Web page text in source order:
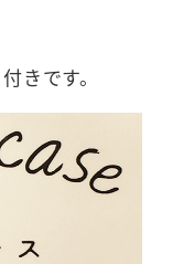
きです。